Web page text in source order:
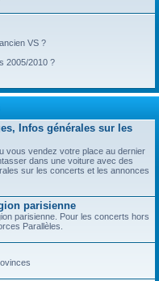
VS ?
2005/2010 ?
Infos générales sur les
vous vendez votre place au dernier
dans une voiture avec des
sur les concerts et les annonces
parisienne
parisienne. Pour les concerts hors
Parallèles.